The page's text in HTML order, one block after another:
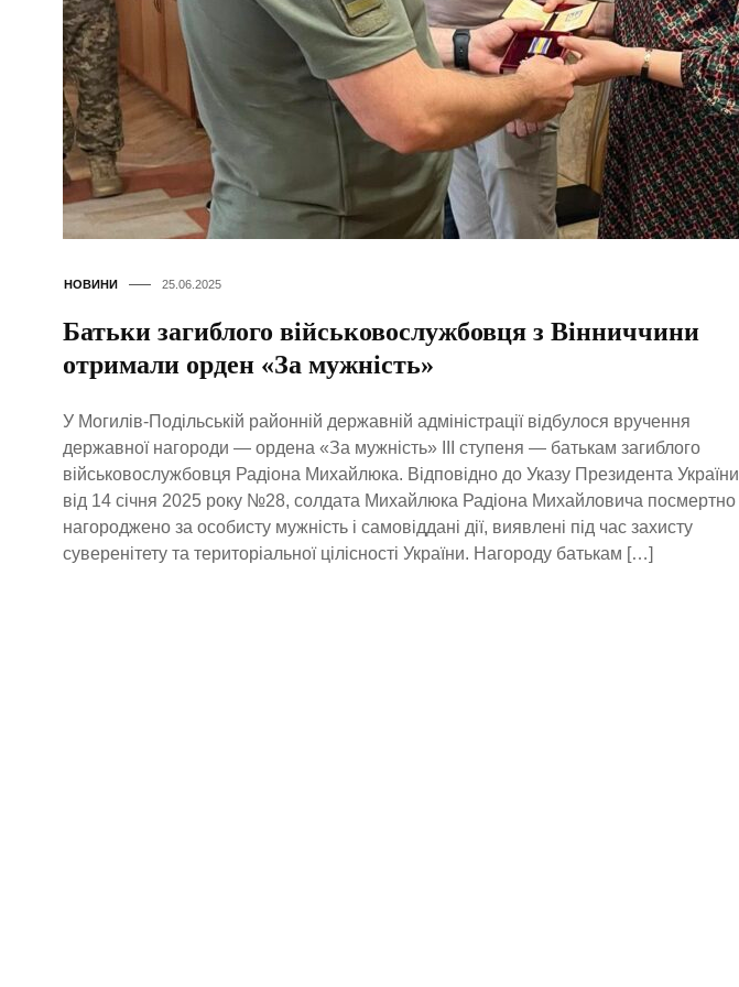
НОВИНИ 25.06.2025
Батьки загиблого військовослужбовця з Вінниччини
отримали орден «За мужність»
У Могилів-Подільській районній державній адміністрації відбулося вручення
державної нагороди — ордена «За мужність» ІІІ ступеня — батькам загиблого
військовослужбовця Радіона Михайлюка. Відповідно до Указу Президента України
від 14 січня 2025 року №28, солдата Михайлюка Радіона Михайловича посмертно
нагороджено за особисту мужність і самовіддані дії, виявлені під час захисту
суверенітету та територіальної цілісності України. Нагороду батькам […]